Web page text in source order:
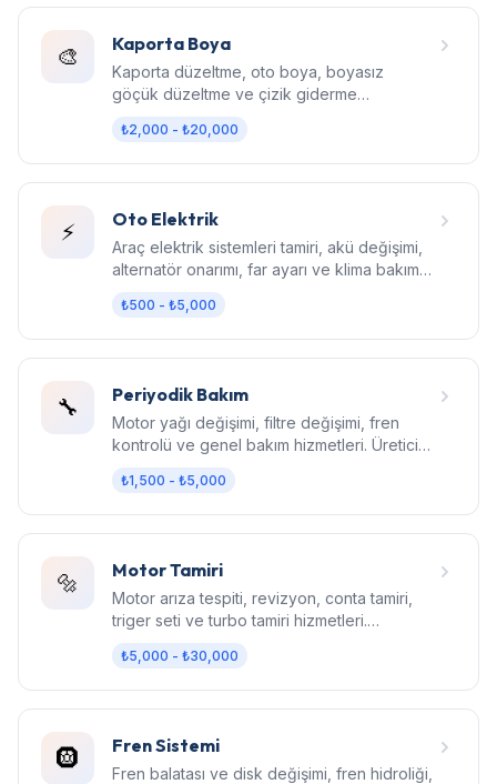
🎨 Kaporta Boya
Kaporta düzeltme, oto boya, boyasız
göçük düzeltme ve çizik giderme
₺2,000 - ₺20,000
⚡ Oto Elektrik
Araç elektrik sistemleri tamiri, akü değişimi,
alternatör onarımı, far ayarı ve klima bakım
₺500 - ₺5,000
🔧 Periyodik Bakım
Motor yağı değişimi, filtre değişimi, fren
kontrolü ve genel bakım hizmetleri. Üretici
₺1,500 - ₺5,000
🔩 Motor Tamiri
Motor arıza tespiti, revizyon, conta tamiri,
triger seti ve turbo tamiri hizmetleri.
₺5,000 - ₺30,000
🛞 Fren Sistemi
Fren balatası ve disk değişimi, fren hidroliği,